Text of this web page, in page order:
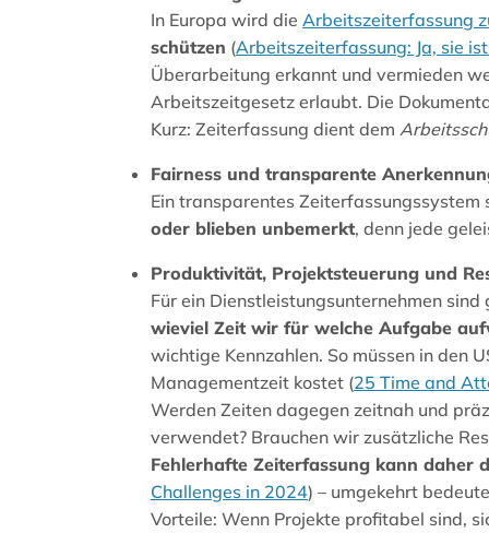
In Europa wird die Arbeitszeiterfassung
schützen (Arbeitszeiterfassung: Ja, sie
Überarbeitung erkannt und vermieden
Arbeitszeitgesetz erlaubt. Die
Kurz: Zeiterfassung dient dem
Fairness und transparente
Ein transparentes
oder blieben unbemerkt, denn jede
Produktivität, Projektsteuerung und
Für ein Dienstleistungsunternehmen
wieviel Zeit wir für welche Aufgabe
wichtige Kennzahlen. So müssen in den
Managementzeit kostet (25 Time and
Werden Zeiten dagegen zeitnah und
verwendet? Brauchen wir zusätzliche
Fehlerhafte Zeiterfassung kann daher
Challenges in 2024) – umgekehrt
Vorteile: Wenn Projekte profitabel sind,